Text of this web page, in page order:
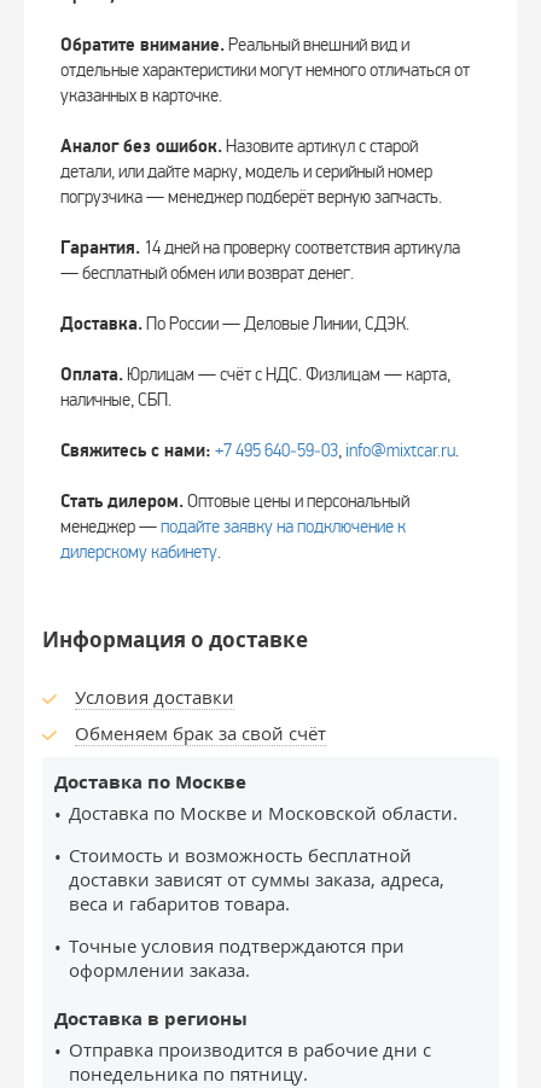
Обратите внимание.Реальный внешний вид и
отдельные характеристики могут немного отличаться от
указанных в карточке.
Аналог без ошибок.Назовите артикул с старой
детали, или дайте марку, модель и серийный номер
погрузчика — менеджер подберёт верную запчасть.
Гарантия. 14 дней на проверку соответствия артикула
— бесплатный обмен или возврат денег.
Доставка.По России — Деловые Линии, СДЭК.
Оплата. Юрлицам — счёт с НДС. Физлицам — карта,
наличные, СБП.
Свяжитесь с нами: +7 495 640‑59‑03, info@mixtcar.ru.
Стать дилером.Оптовые цены и персональный
менеджер —подайте заявку на подключение к
дилерскому кабинету.
Информация о доставке
Условия доставки
Обменяем брак за свой счёт
Доставка по Москве
Доставка по Москве и Московской области.
Стоимость и возможность бесплатной
доставки зависят от суммы заказа, адреса,
веса и габаритов товара.
Точные условия подтверждаются при
оформлении заказа.
Доставка в регионы
Отправка производится в рабочие дни с
понедельника по пятницу.